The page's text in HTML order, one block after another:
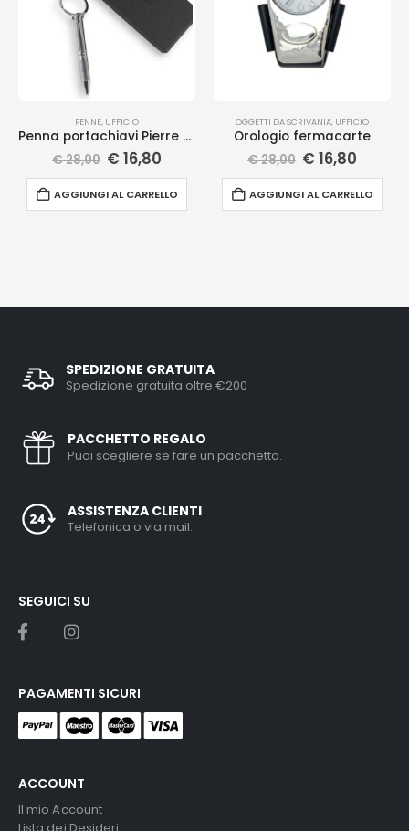
PENNE, UFFICIO
Penna portachiavi Pierre Cardin
€28,00 € 16,80
AGGIUNGI AL CARRELLO
OGGETTI DA SCRIVANIA, UFFICIO
Orologio fermacarte
€28,00 € 16,80
AGGIUNGI AL CARRELLO
SPEDIZIONE GRATUITA
Spedizione gratuita oltre €200
PACCHETTO REGALO
Puoi scegliere se fare un pacchetto.
ASSISTENZA CLIENTI
Telefonica o via mail.
ACCOUNT
Il mio Account
SEGUICI SU
PAGAMENTI SICURI